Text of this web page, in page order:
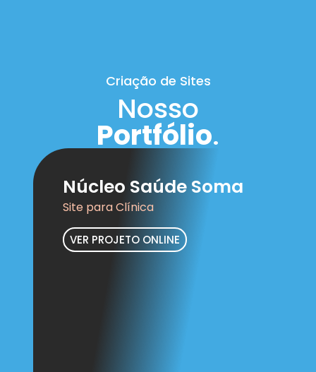
Criação de Sites
Nosso
Portfólio.
Núcleo Saúde Soma
Site para Clínica
VER PROJETO ONLINE